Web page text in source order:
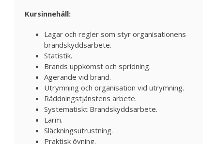
Kursinnehåll:
Lagar och regler som styr organisationens
brandskyddsarbete.
Statistik.
Brands uppkomst och spridning.
Agerande vid brand.
Utrymning och organisation vid utrymning.
Räddningstjänstens arbete.
Systematiskt Brandskyddsarbete.
Larm.
Släckningsutrustning.
Praktisk övning.